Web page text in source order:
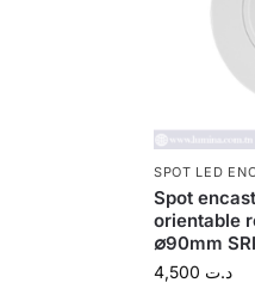
SPOT LED
Spot
orientable
∅90mm
د.ت